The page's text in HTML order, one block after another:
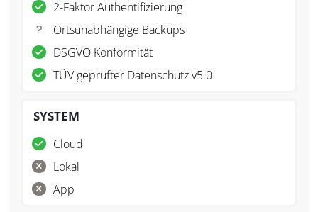
2-Faktor Authentifizierung
Ortsunabhängige Backups
DSGVO Konformität
TÜV geprüfter Datenschutz v5.0
SYSTEM
Cloud
Lokal
App